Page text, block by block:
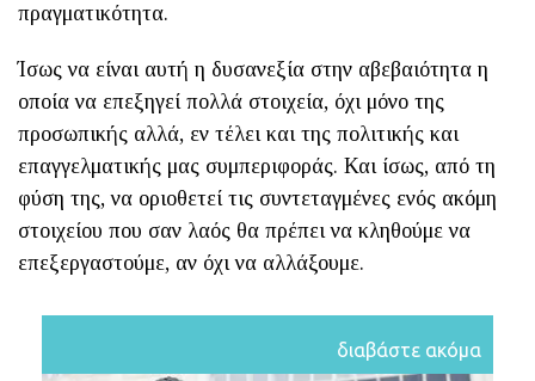
πραγματικότητα.
Ίσως να είναι αυτή η δυσανεξία στην αβεβαιότητα η
οποία να επεξηγεί πολλά στοιχεία, όχι μόνο της
προσωπικής αλλά, εν τέλει και της πολιτικής και
επαγγελματικής μας συμπεριφοράς. Και ίσως, από τη
φύση της, να οριοθετεί τις συντεταγμένες ενός ακόμη
στοιχείου που σαν λαός θα πρέπει να κληθούμε να
επεξεργαστούμε, αν όχι να αλλάξουμε.
διαβάστε ακόμα